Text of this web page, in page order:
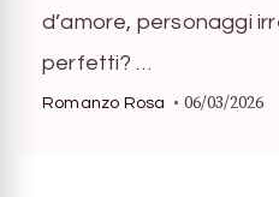
d’amore, personaggi
perfetti? …
Romanzo Rosa 06/03/2026